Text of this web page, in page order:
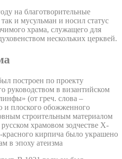
на благотворительные
и мусульман и носил статус
храма, служащего для
нескольких церквей.
построен по проекту
руководством в византийском
(от греч. слова –
и плоского обожженного
строительным материалом
храмовом зодчестве X-
кирпича было украшено
в эпоху атеизма